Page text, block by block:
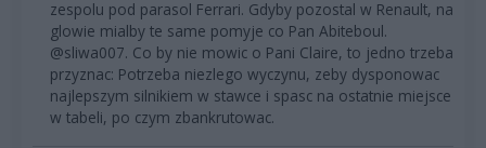
zespolu pod parasol Ferrari. Gdyby pozostal w Renault, na
glowie mialby te same pomyje co Pan Abiteboul.
@sliwa007. Co by nie mowic o Pani Claire, to jedno trzeba
przyznac: Potrzeba niezlego wyczynu, zeby dysponowac
najlepszym silnikiem w stawce i spasc na ostatnie miejsce
w tabeli, po czym zbankrutowac.